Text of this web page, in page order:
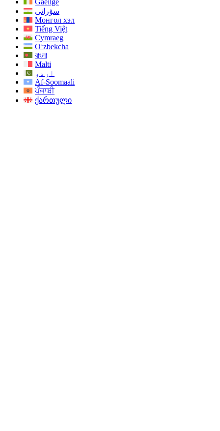
Gaeilge
سۆرانی
Монгол хэл
Tiếng Việt
Cymraeg
O‘zbekcha
বাংলা
Malti
اردو
Af-Soomaali
ਪੰਜਾਬੀ
ქართული